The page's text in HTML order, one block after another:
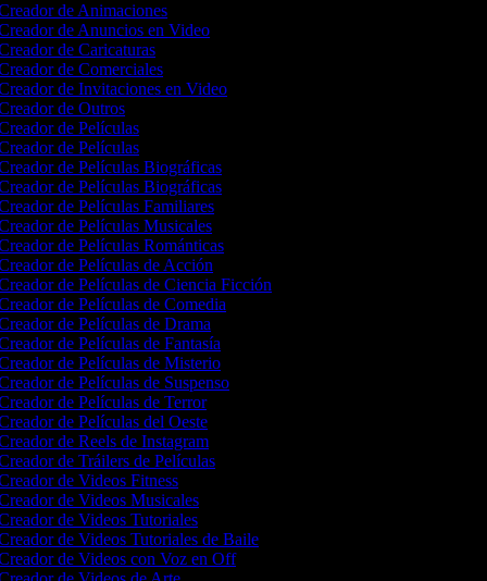
de Animaciones
de Anuncios en Video
de Caricaturas
de Comerciales
de Invitaciones en Video
de Outros
de Películas
de Películas
de Películas Biográficas
de Películas Biográficas
de Películas Familiares
de Películas Musicales
de Películas Románticas
de Películas de Acción
de Películas de Ciencia Ficción
de Películas de Comedia
de Películas de Drama
de Películas de Fantasía
de Películas de Misterio
de Películas de Suspenso
de Películas de Terror
de Películas del Oeste
de Reels de Instagram
de Tráilers de Películas
de Videos Fitness
de Videos Musicales
de Videos Tutoriales
de Videos Tutoriales de Baile
de Videos con Voz en Off